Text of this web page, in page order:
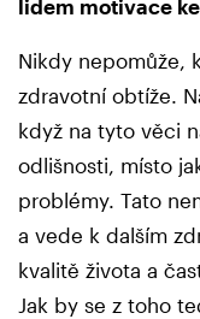
lidem motivace
Nikdy nepomůže,
zdravotní obtíže.
když na tyto věci
odlišnosti, místo
problémy. Tato
a vede k dalším
kvalitě života a
Jak by se z toho